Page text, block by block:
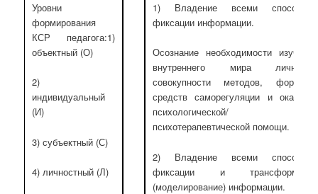
Уровни
формирования
КСР педагога:1)
объектный (О)
2)
индивидуальный
(И)
3) субъектный (С)
4) личностный (Л)
1) Владение всеми способами
фиксации информации.
Осознание необходимости изучения
внутреннего мира личности,
совокупности методов, форм и
средств саморегуляции и оказания
психологической/
психотерапевтической помощи.
2) Владение всеми способами
фиксации и трансформации
(моделирование) информации.